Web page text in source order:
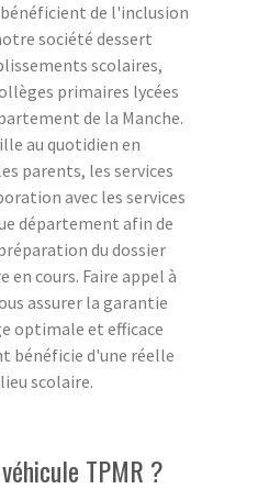
de l'inclusion
société dessert
scolaires,
primaires lycées
de la Manche.
au quotidien en
parents, les services
avec les services
département afin de
du dossier
en cours. Faire appel à
assurer la garantie
optimale et efficace
bénéficie d'une réelle
scolaire.
TPMR ?